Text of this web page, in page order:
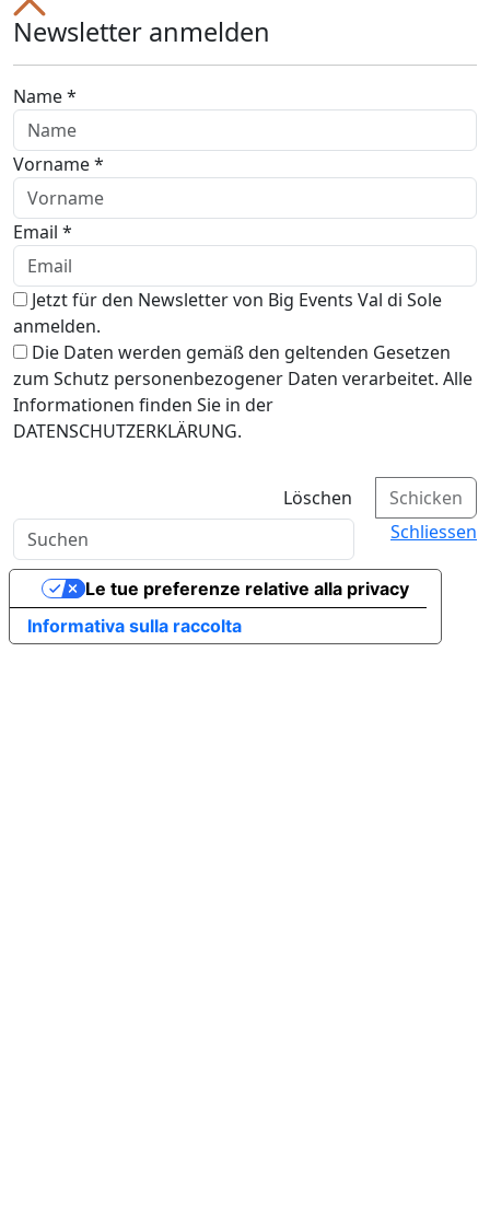
Newsletter anmelden
Name *
Vorname *
Email *
Jetzt für den Newsletter von Big Events Val di Sole
anmelden.
Die Daten werden gemäß den geltenden Gesetzen
zum Schutz personenbezogener Daten verarbeitet. Alle
Informationen finden Sie in der
DATENSCHUTZERKLÄRUNG.
Löschen
Schicken
Schliessen
Informativa sulla raccolta
Le tue preferenze relative alla privacy